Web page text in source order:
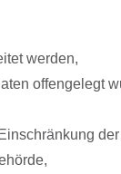
werden,
offengelegt